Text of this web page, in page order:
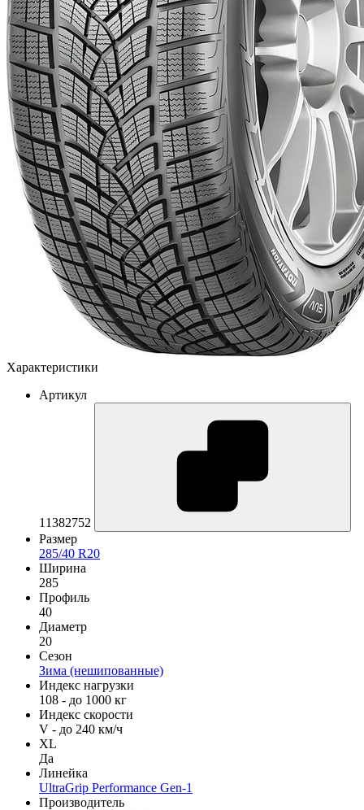
Характеристики
Артикул
11382752
Размер
285/40 R20
Ширина
285
Профиль
40
Диаметр
20
Сезон
Зима (нешипованные)
Индекс нагрузки
108 - до 1000 кг
Индекс скорости
V - до 240 км/ч
XL
Да
Линейка
UltraGrip Performance Gen-1
Производитель